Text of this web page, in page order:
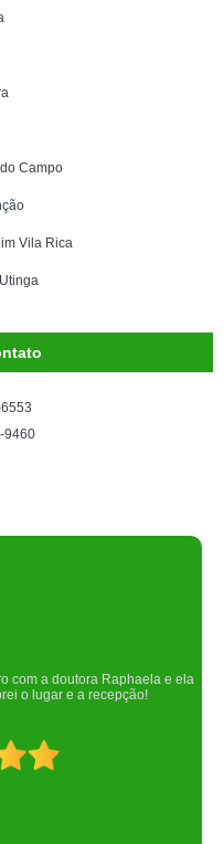
Campo
Vila Rica
9460
pelo que fizeram por nós!